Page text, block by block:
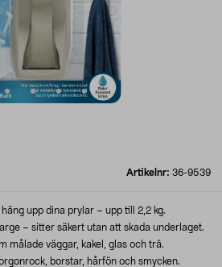
Artikelnr: 36-9539
upp dina prylar – upp till 2,2 kg.
– sitter säkert utan att skada underlaget.
målade väggar, kakel, glas och trä.
borstar, hårfön och smycken.